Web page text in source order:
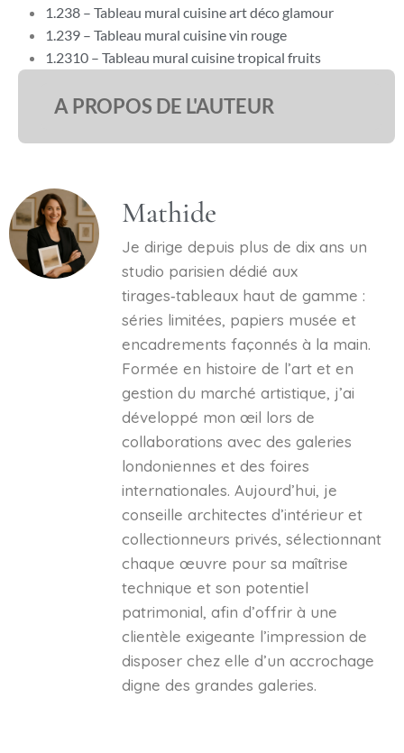
1.238 – Tableau mural cuisine art déco glamour
1.239 – Tableau mural cuisine vin rouge
1.2310 – Tableau mural cuisine tropical fruits
A PROPOS DE L'AUTEUR
Mathide
Je dirige depuis plus de dix ans un
studio parisien dédié aux
tirages‑tableaux haut de gamme :
séries limitées, papiers musée et
encadrements façonnés à la main.
Formée en histoire de l’art et en
gestion du marché artistique, j’ai
développé mon œil lors de
collaborations avec des galeries
londoniennes et des foires
internationales. Aujourd’hui, je
conseille architectes d’intérieur et
collectionneurs privés, sélectionnant
chaque œuvre pour sa maîtrise
technique et son potentiel
patrimonial, afin d’offrir à une
clientèle exigeante l’impression de
disposer chez elle d’un accrochage
digne des grandes galeries.